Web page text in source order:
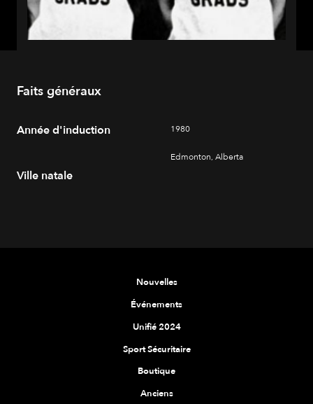
Faits généraux
Année d'induction 1980
Ville natale
Edmonton, Alberta
Nouvelles
Événements
Unifié 2024
Sport Sécuritaire
Boutique
Anciens